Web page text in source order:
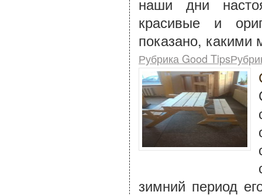
наши дни
красивые и
показано,
Рубрика Good
зимний период